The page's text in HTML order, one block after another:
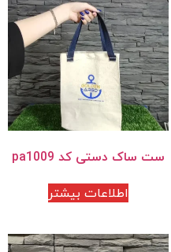
ست ساک دستی کد pa1009
اطلاعات بیشتر